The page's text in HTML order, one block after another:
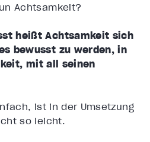
Achtsamkeit?
heißt Achtsamkeit sich
bewusst zu werden, in
mit all seinen
ist in der Umsetzung
so leicht.